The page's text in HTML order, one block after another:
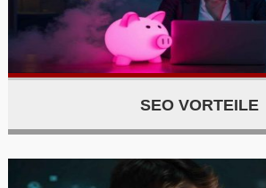
SEO VORTEILE